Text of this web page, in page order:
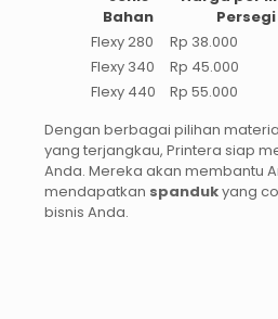
Bahan
Persegi
Flexy 280
Rp 38.000
Flexy 340
Rp 45.000
Flexy 440
Rp 55.000
Dengan berbagai pilihan
yang terjangkau, Printera siap
Anda. Mereka akan membantu
mendapatkan spandukyang
bisnis Anda.